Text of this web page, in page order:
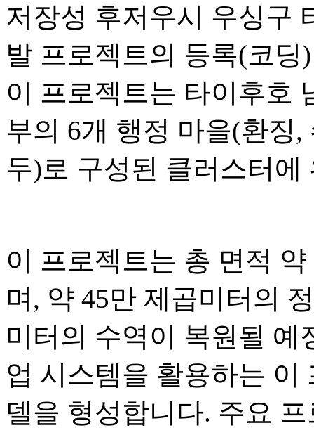
저장성 후저우시 우싱구
발 프로젝트의 등록(코
이 프로젝트는 타이후호
부의 6개 행정 마을(환징
두)로 구성된 클러스터에
이 프로젝트는 총 면적
며, 약 45만 제곱미터의
미터의 수역이 복원될 예
업 시스템을 활용하는 이
델을 형성합니다. 주요